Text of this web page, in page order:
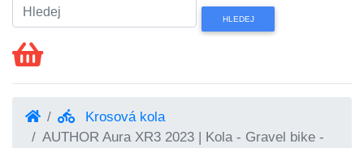
Krosová kola
AUTHOR Aura XR3 2023 | Kola - Gravel bike -